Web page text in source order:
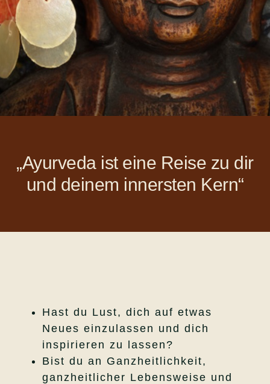
„Ayurveda ist eine Reise zu dir
und deinem innersten Kern“
Hast du Lust, dich auf etwas
Neues einzulassen und dich
inspirieren zu lassen?
Bist du an Ganzheitlichkeit,
ganzheitlicher Lebensweise und